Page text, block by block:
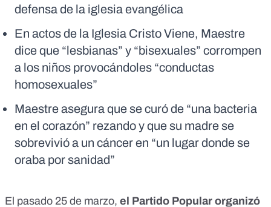
defensa de la iglesia evangélica
En actos de la Iglesia Cristo Viene, Maestre
dice que “lesbianas” y “bisexuales” corrompen
a los niños provocándoles “conductas
homosexuales”
Maestre asegura que se curó de “una bacteria
en el corazón” rezando y que su madre se
sobrevivió a un cáncer en “un lugar donde se
oraba por sanidad”
El pasado 25 de marzo, el Partido Popular organizó